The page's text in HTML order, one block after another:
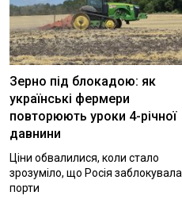
Зерно під блокадою: як
українські фермери
повторюють уроки 4-річної
давнини
Ціни обвалилися, коли стало
зрозуміло, що Росія заблокувала
порти